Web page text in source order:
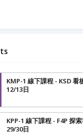
KMP-1 線下課程 - KSD 看
12/13日
KPP-1 線下課程 - F4P 探
29/30日